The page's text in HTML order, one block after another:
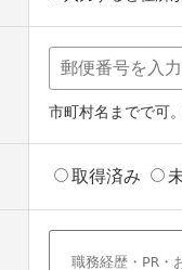
市町村名までで可
取得済み